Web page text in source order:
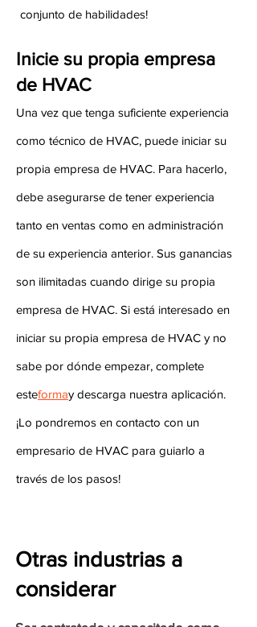
conjunto de habilidades!
Inicie su propia empresa
de HVAC
Una vez que tenga suficiente experiencia
como técnico de HVAC, puede iniciar su
propia empresa de HVAC. Para hacerlo,
debe asegurarse de tener experiencia
tanto en ventas como en administración
de su experiencia anterior. Sus ganancias
son ilimitadas cuando dirige su propia
empresa de HVAC. Si está interesado en
iniciar su propia empresa de HVAC y no
sabe por dónde empezar, complete
esteformay descarga nuestra aplicación.
¡Lo pondremos en contacto con un
empresario de HVAC para guiarlo a
través de los pasos!
Otras industrias a
considerar